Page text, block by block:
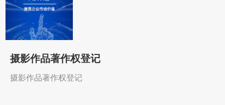
摄影作品著作权登记
摄影作品著作权登记